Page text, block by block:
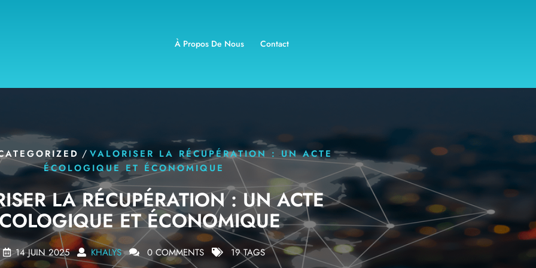
À Propos De Nous Contact
/ VALORISER LA RÉCUPÉRATION : UN ACTE
ÉCOLOGIQUE ET ÉCONOMIQUE
LA RÉCUPÉRATION : UN ACTE
ET ÉCONOMIQUE
14 JUIN 2025 KHALYS 0 COMMENTS 19 TAGS